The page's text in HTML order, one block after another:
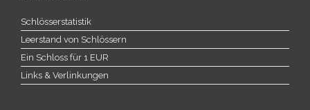
Schlösserstatistik
Leerstand von Schlössern
Ein Schloss für 1 EUR
Links & Verlinkungen